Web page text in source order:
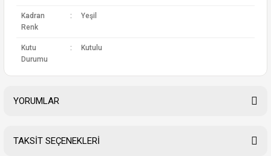
Kadran
Renk
: Yeşil
Kutu
Durumu
: Kutulu
YORUMLAR
TAKSİT SEÇENEKLERİ